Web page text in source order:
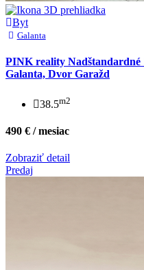
Byt
Galanta
PINK reality
Galanta, Dvor Garažd
38.5m2
490 € / mesiac
Zobraziť detail
Predaj